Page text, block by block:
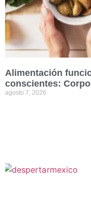
Alimentación
conscientes:
agosto 7, 2026